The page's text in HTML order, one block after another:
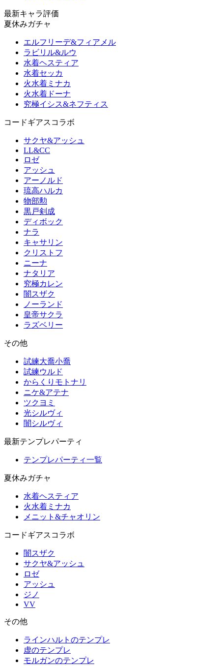
最新キャラ評価
夏休みガチャ
エルフリーデ&フィアメル
ラビリル&ルウ
水着ヘスティア
水着セッカ
火水着ミナカ
火水着ドーナ
究極イシス&ネフティス
コードギアスコラボ
サクヤ&アッシュ
LL&CC
ロゼ
アッシュ
アーノルド
琉高ハルカ
物部勲
黒戸剣成
ディボック
ナラ
キャサリン
クリストフ
ニーナ
ナタリア
究極カレン
闇スザク
ノーランド
皇帝サクラ
ラズベリー
その他
試練大喬小喬
試練ウルド
からくりモトナリ
ニケ&アテナ
ツクヨミ
光シルヴィ
闇シルヴィ
最新テンプレパーティ
テンプレパーティ一覧
夏休みガチャ
水着ヘスティア
火水着ミナカ
メニット&チャオリン
コードギアスコラボ
闇スザク
サクヤ&アッシュ
ロゼ
アッシュ
ジノ
VV
その他
ラインハルトのテンプレ
虚のテンプレ
モルガンのテンプレ